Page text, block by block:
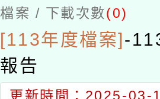
檔案 / 下載次數(0)
[113年度檔案] -
報告
更新時間：2025-03-